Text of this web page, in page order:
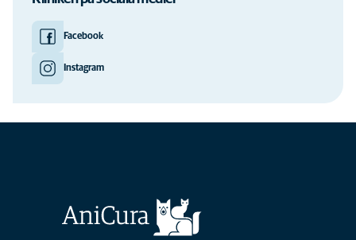
Facebook
Instagram